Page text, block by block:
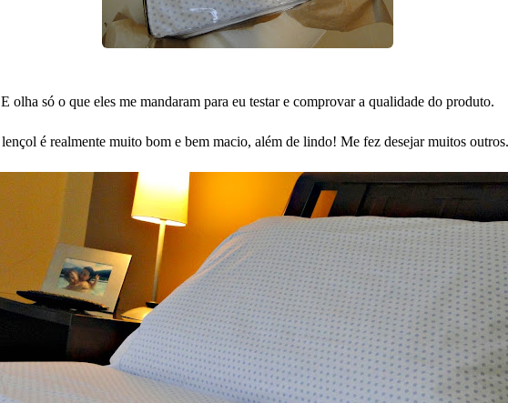
E olha só o que eles me mandaram para eu testar e comprovar a qualidade do produto.
é realmente muito bom e bem macio, além de lindo! Me fez desejar muitos outros.